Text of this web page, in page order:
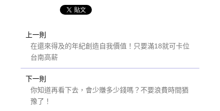
上一則
在還來得及的年紀創造自我價值！只要滿18就可卡位
台南高薪
下一則
你知道再看下去，會少賺多少錢嗎？不要浪費時間猶
豫了！